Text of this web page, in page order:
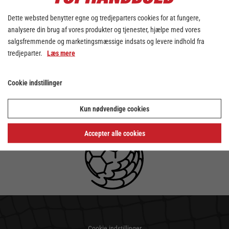
Dette websted benytter egne og tredjeparters cookies for at fungere,
analysere din brug af vores produkter og tjenester, hjælpe med vores
salgsfremmende og marketingsmæssige indsats og levere indhold fra
tredjeparter. Læs mere
Cookie indstillinger
Kun nødvendige cookies
Accepter alle cookies